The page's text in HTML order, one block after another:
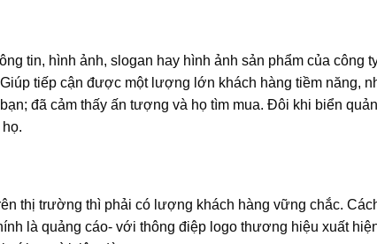
tin, hình ảnh, slogan hay hình ảnh sản phẩm của công
tiếp cận được một lượng lớn khách hàng tiềm năng,
đã cảm thấy ấn tượng và họ tìm mua. Đôi khi biển
thị trường thì phải có lượng khách hàng vững chắc.
là quảng cáo- với thông điệp logo thương hiệu xuất